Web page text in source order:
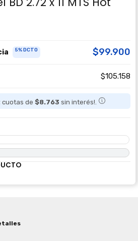
5% DCTO $99.900
$105.158
cuotas de $8.763 sin interés!.